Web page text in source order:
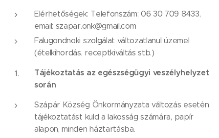
Elérhetőségek: Telefonszám: 06 30 709 8433,
email: szapar.onk@gmail.com
Falugondnoki szolgálat változatlanul üzemel
(ételkihordás, receptkiváltás stb.)
Tájékoztatás az egészségügyi veszélyhelyzet
során
Szápár Község Önkormányzata változás esetén
tájékoztatást küld a lakosság számára, papír
alapon, minden háztartásba.